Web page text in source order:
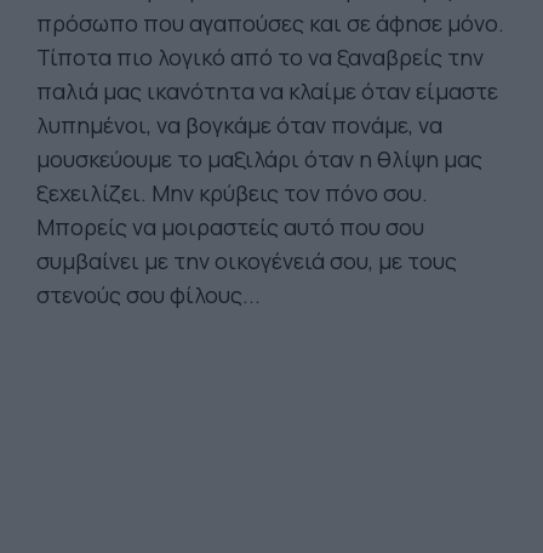
πρόσωπο που αγαπούσες και σε άφησε μόνο.
Τίποτα πιο λογικό από το να ξαναβρείς την
παλιά μας ικανότητα να κλαίμε όταν είμαστε
λυπημένοι, να βογκάμε όταν πονάμε, να
μουσκεύουμε το μαξιλάρι όταν η θλίψη μας
ξεχειλίζει. Μην κρύβεις τον πόνο σου.
Μπορείς να μοιραστείς αυτό που σου
συμβαίνει με την οικογένειά σου, με τους
στενούς σου φίλους...